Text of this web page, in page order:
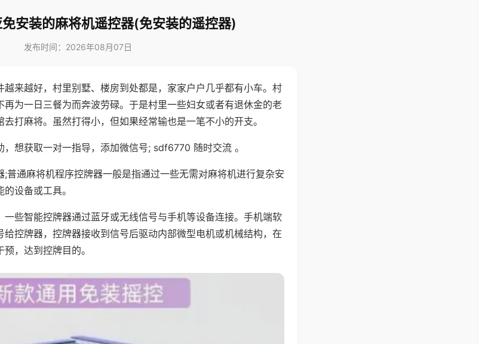
安装的麻将机遥控器(免安装的遥控器)
发布时间：2026年08月07日
越来越好，村里别墅、楼房到处都是，家家户户几乎都有小车。村
再为一日三餐为而奔波劳碌。于是村里一些妇女或者有退休金的老
打麻将。虽然打得小，但如果经常输也是一笔不小的开支。
想获取一对一指导，添加微信号; sdf6770 随时交流 。
;普通麻将机程序控牌器一般是指通过一些无需对麻将机进行复杂安
设备或工具。
一些智能控牌器通过蓝牙或无线信号与手机等设备连接。手机端软
控牌器，控牌器接收到信号后驱动内部微型电机或机械结构，在
，达到控牌目的。